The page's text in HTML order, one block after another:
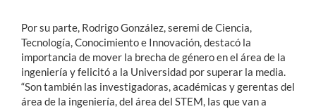
Por su parte, Rodrigo González, seremi de Ciencia,
Tecnología, Conocimiento e Innovación, destacó la
importancia de mover la brecha de género en el área de la
ingeniería y felicitó a la Universidad por superar la media.
“Son también las investigadoras, académicas y gerentas del
área de la ingeniería, del área del STEM, las que van a